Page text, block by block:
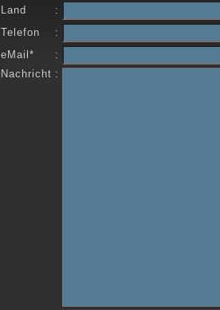
Land
:
Telefon
:
eMail*
:
Nachricht :